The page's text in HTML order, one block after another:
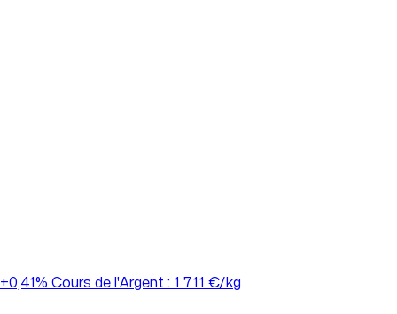
+0,41% Cours de l'Argent : 1 711 €/kg